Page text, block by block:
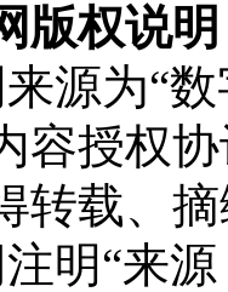
版权说
源为“
容授权
转载、
明“来